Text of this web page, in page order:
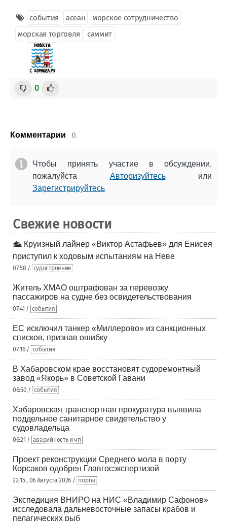
события асеан
морское сотрудничество
морская торговля
саммит
0
Комментарии 0.
Чтобы принять участие в обсуждении,
пожалуйста Авторизуйтесьили
Зарегистрируйтесь
Свежие новости
🛳️ Круизный лайнер «Виктор Астафьев» для Енисея
приступил к ходовым испытаниям на Неве
07:58 / судостроение
Житель ХМАО оштрафован за перевозку
пассажиров на судне без освидетельствования
07:41 / события
ЕС исключил танкер «Миллерово» из санкционных
списков, признав ошибку
07:16 / события
В Хабаровском крае восстановят судоремонтный
завод «Якорь» в Советской Гавани
06:50 / события
Хабаровская транспортная прокуратура выявила
поддельное санитарное свидетельство у
судовладельца
06:21 / аварийность и чп
Проект реконструкции Среднего мола в порту
Корсаков одобрен Главгосэкспертизой
22:15 , 06 Августа 2026 / порты
Экспедиция ВНИРО на НИС «Владимир Сафонов»
исследовала дальневосточные запасы крабов и
пелагических рыб